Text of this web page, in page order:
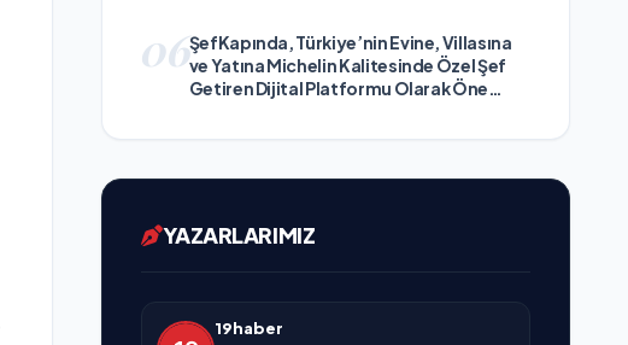
06ŞefKapında, Türkiye’nin Evine, Villasına
ve Yatına Michelin Kalitesinde Özel Şef
Getiren Dijital Platformu Olarak Öne
YAZARLARIMIZ
19haber